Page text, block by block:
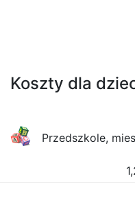
Koszty dla
Przedszkole,